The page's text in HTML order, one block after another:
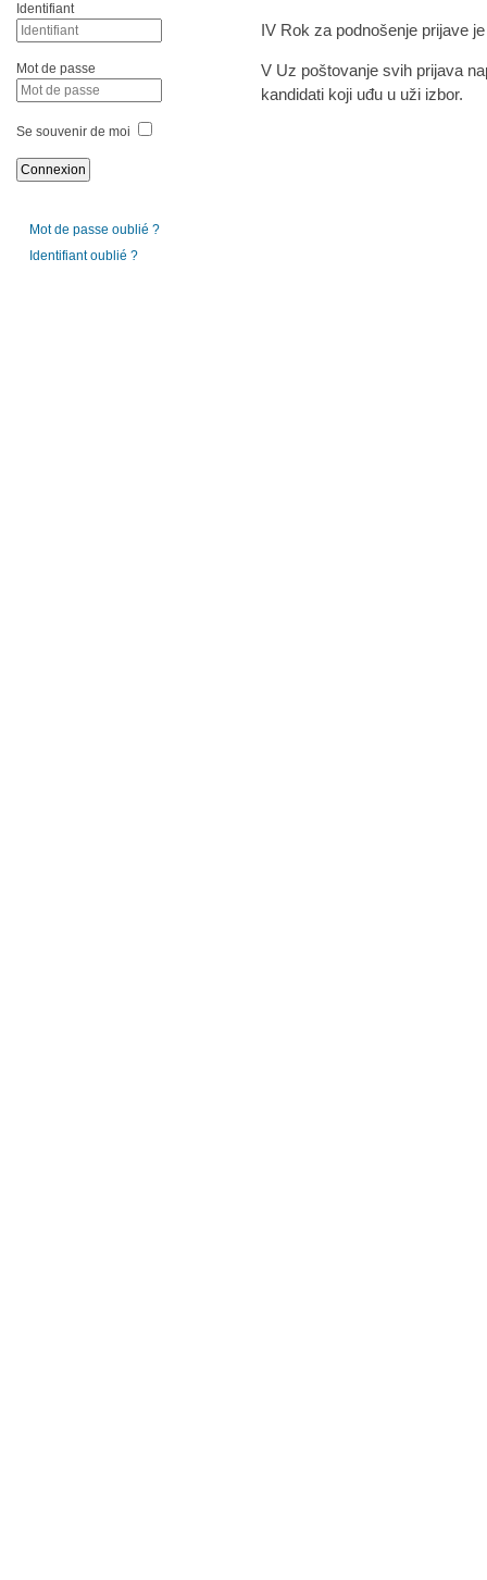
IV Rok za podnošenje prijave
V Uz poštovanje svih prijava
kandidati koji uđu u uži izbor.
Identifiant
Mot de passe
Se souvenir de moi
Mot de passe oublié ?
Identifiant oublié ?